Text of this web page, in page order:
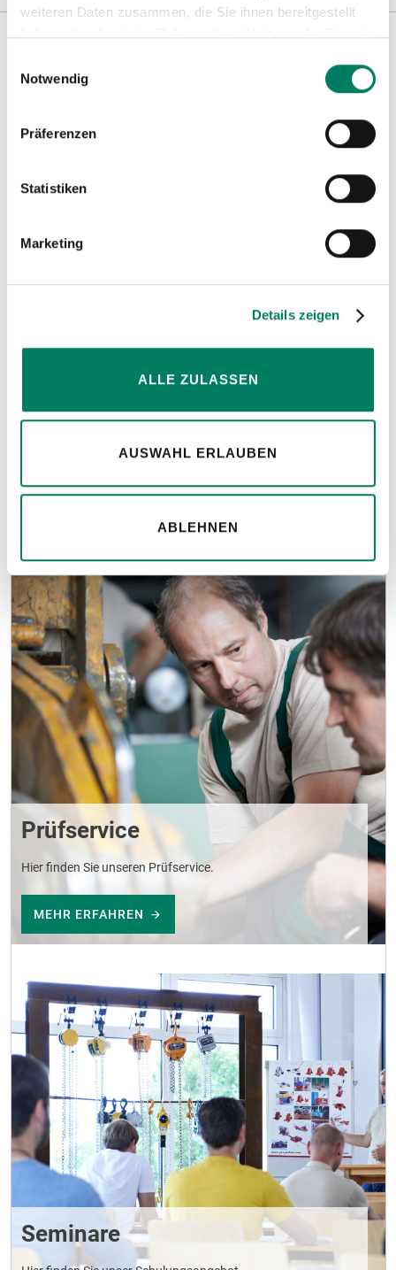
weiteren Daten zusammen, die Sie ihnen bereitgestellt
Notwendig
Präferenzen
Statistiken
Marketing
Details zeigen
ALLE ZULASSEN
AUSWAHL ERLAUBEN
ABLEHNEN
Weitere Informationen
Hinweise
Konfiguratoren
Prüfservice
Hier finden Sie unseren Prüfservice.
MEHR ERFAHREN
Seminare